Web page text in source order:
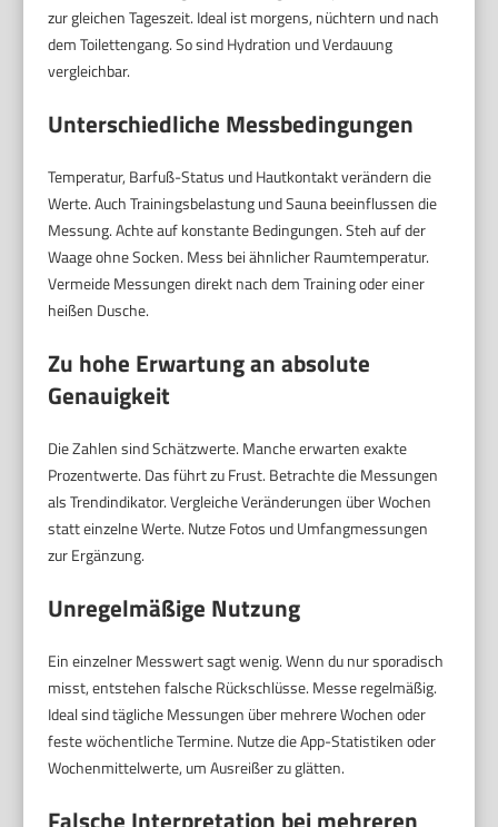
zur gleichen Tageszeit. Ideal ist morgens, nüchtern und nach
dem Toilettengang. So sind Hydration und Verdauung
vergleichbar.
Unterschiedliche Messbedingungen
Temperatur, Barfuß-Status und Hautkontakt verändern die
Werte. Auch Trainingsbelastung und Sauna beeinflussen die
Messung. Achte auf konstante Bedingungen. Steh auf der
Waage ohne Socken. Mess bei ähnlicher Raumtemperatur.
Vermeide Messungen direkt nach dem Training oder einer
heißen Dusche.
Zu hohe Erwartung an absolute
Genauigkeit
Die Zahlen sind Schätzwerte. Manche erwarten exakte
Prozentwerte. Das führt zu Frust. Betrachte die Messungen
als Trendindikator. Vergleiche Veränderungen über Wochen
statt einzelne Werte. Nutze Fotos und Umfangmessungen
zur Ergänzung.
Unregelmäßige Nutzung
Ein einzelner Messwert sagt wenig. Wenn du nur sporadisch
misst, entstehen falsche Rückschlüsse. Messe regelmäßig.
Ideal sind tägliche Messungen über mehrere Wochen oder
feste wöchentliche Termine. Nutze die App-Statistiken oder
Wochenmittelwerte, um Ausreißer zu glätten.